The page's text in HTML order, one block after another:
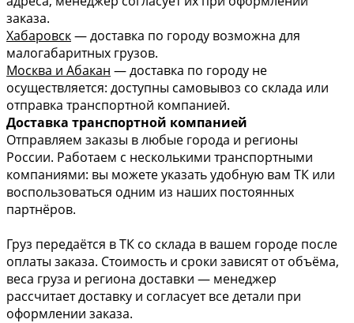
заказа.
Хабаровск— доставка по городу возможна для
малогабаритных грузов.
Москва и Абакан — доставка по городу не
осуществляется: доступны самовывоз со склада или
отправка транспортной компанией.
Доставка транспортной компанией
Отправляем заказы в любые города и регионы
России. Работаем с несколькими транспортными
компаниями: вы можете указать удобную вам ТК или
воспользоваться одним из наших постоянных
партнёров.
Груз передаётся в ТК со склада в вашем городе после
оплаты заказа. Стоимость и сроки зависят от объёма,
веса груза и региона доставки — менеджер
рассчитает доставку и согласует все детали при
оформлении заказа.